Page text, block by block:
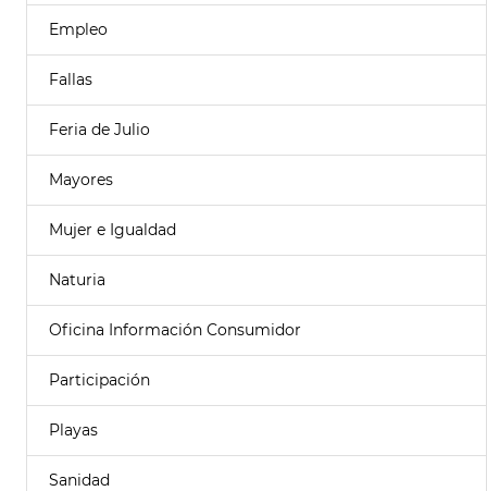
Empleo
Fallas
Feria de Julio
Mayores
Mujer e Igualdad
Naturia
Oficina Información Consumidor
Participación
Playas
Sanidad